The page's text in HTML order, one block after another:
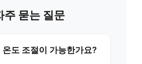
주 묻는 질문
온도 조절이 가능한가요?